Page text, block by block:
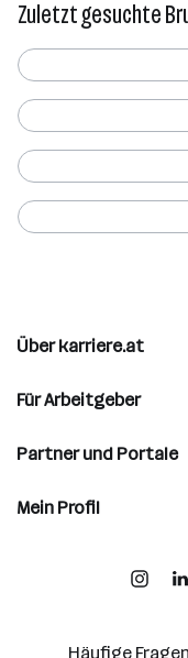
Zuletzt gesuchte
Über karriere.at
Für Arbeitgeber
Partner und Portale
Mein Profil
Häufige Fragen